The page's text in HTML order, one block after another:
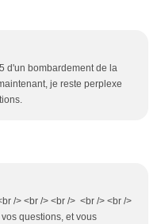
d'un bombardement de la
je reste perplexe
/> <br /> <br /> <br /> <br />
questions, et vous